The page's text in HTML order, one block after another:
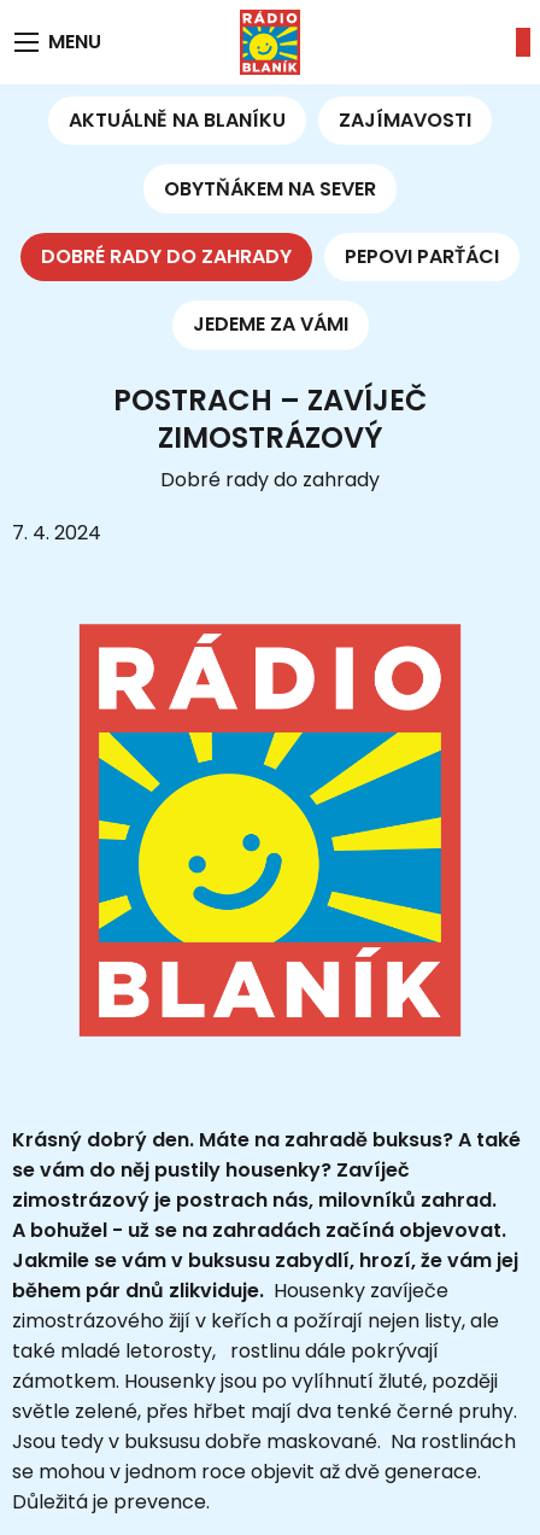
MENU
AKTUÁLNĚ NA BLANÍKU ZAJÍMAVOSTI
OBYTŇÁKEM NA SEVER
DOBRÉ RADY DO ZAHRADY PEPOVI PARŤÁCI
JEDEME ZA VÁMI
POSTRACH – ZAVÍJEČ
ZIMOSTRÁZOVÝ
Dobré rady do zahrady
7. 4. 2024
Krásný dobrý den. Máte na zahradě buksus? A také
se vám do něj pustily housenky? Zavíječ
zimostrázový je postrach nás, milovníků zahrad.
A bohužel - už se na zahradách začíná objevovat.
Jakmile se vám v buksusu zabydlí, hrozí, že vám jej
během pár dnů zlikviduje. Housenky zavíječe
zimostrázového žijí v keřích a požírají nejen listy, ale
také mladé letorosty, rostlinu dále pokrývají
zámotkem. Housenky jsou po vylíhnutí žluté, později
světle zelené, přes hřbet mají dva tenké černé pruhy.
Jsou tedy v buksusu dobře maskované. Na rostlinách
se mohou v jednom roce objevit až dvě generace.
Důležitá je prevence.